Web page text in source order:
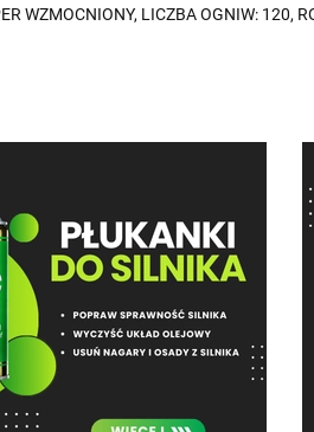
WZMOCNIONY, LICZBA OGNIW: 120,